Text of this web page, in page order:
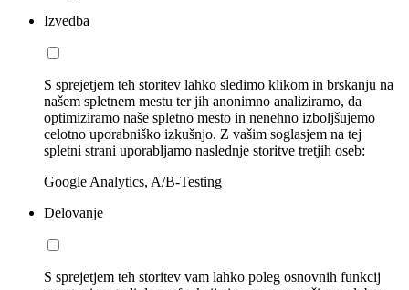
Izvedba
S sprejetjem teh storitev lahko sledimo klikom in brskanju na
našem spletnem mestu ter jih anonimno analiziramo, da
optimiziramo naše spletno mesto in nenehno izboljšujemo
celotno uporabniško izkušnjo. Z vašim soglasjem na tej
spletni strani uporabljamo naslednje storitve tretjih oseb:
Google Analytics, A/B-Testing
Delovanje
S sprejetjem teh storitev vam lahko poleg osnovnih funkcij